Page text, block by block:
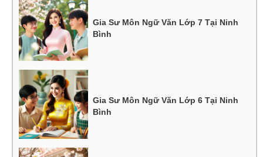
Gia Sư Môn Ngữ Văn Lớp 7 Tại Ninh
Bình
Gia Sư Môn Ngữ Văn Lớp 6 Tại Ninh
Bình